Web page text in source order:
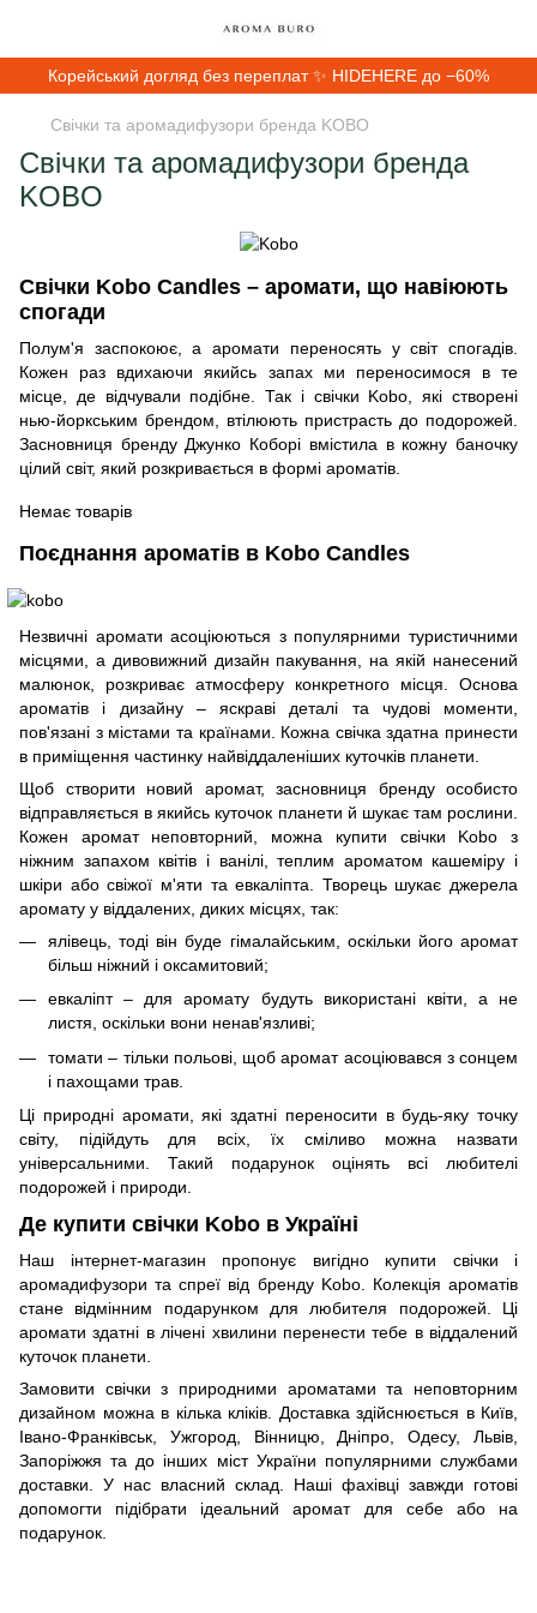
Корейський догляд без переплат ✨ HIDEHERE до −60%
Свічки та аромадифузори бренда KOBO
Свічки та аромадифузори бренда
KOBO
Свічки Kobo Candles – аромати, що навіюють
спогади
Полум'я заспокоює, а аромати переносять у світ спогадів.
Кожен раз вдихаючи якийсь запах ми переносимося в те
місце, де відчували подібне. Так і свічки Kobo, які створені
нью-йоркським брендом, втілюють пристрасть до подорожей.
Засновниця бренду Джунко Коборі вмістила в кожну баночку
цілий світ, який розкривається в формі ароматів.
Немає товарів
Поєднання ароматів в Kobo Candles
Незвичні аромати асоціюються з популярними туристичними
місцями, а дивовижний дизайн пакування, на якій нанесений
малюнок, розкриває атмосферу конкретного місця. Основа
ароматів і дизайну – яскраві деталі та чудові моменти,
пов'язані з містами та країнами. Кожна свічка здатна принести
в приміщення частинку найвіддаленіших куточків планети.
Щоб створити новий аромат, засновниця бренду особисто
відправляється в якийсь куточок планети й шукає там рослини.
Кожен аромат неповторний, можна купити свічки Kobo з
ніжним запахом квітів і ванілі, теплим ароматом кашеміру і
шкіри або свіжої м'яти та евкаліпта. Творець шукає джерела
аромату у віддалених, диких місцях, так:
ялівець, тоді він буде гімалайським, оскільки його аромат
більш ніжний і оксамитовий;
евкаліпт – для аромату будуть використані квіти, а не
листя, оскільки вони ненав'язливі;
томати – тільки польові, щоб аромат асоціювався з сонцем
і пахощами трав.
Ці природні аромати, які здатні переносити в будь-яку точку
світу, підійдуть для всіх, їх сміливо можна назвати
універсальними. Такий подарунок оцінять всі любителі
подорожей і природи.
Де купити свічки Kobo в Україні
Наш інтернет-магазин пропонує вигідно купити свічки і
аромадифузори та спреї від бренду Kobo. Колекція ароматів
стане відмінним подарунком для любителя подорожей. Ці
аромати здатні в лічені хвилини перенести тебе в віддалений
куточок планети.
Замовити свічки з природними ароматами та неповторним
дизайном можна в кілька кліків. Доставка здійснюється в Київ,
Івано-Франківськ, Ужгород, Вінницю, Дніпро, Одесу, Львів,
Запоріжжя та до інших міст України популярними службами
доставки. У нас власний склад. Наші фахівці завжди готові
допомогти підібрати ідеальний аромат для себе або на
подарунок.